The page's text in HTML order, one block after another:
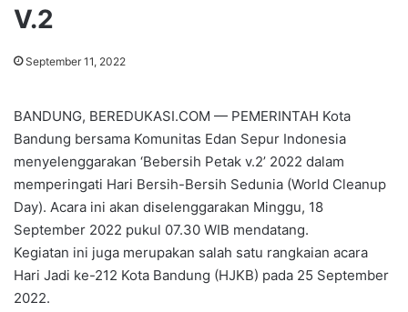
V.2
September 11, 2022
BANDUNG, BEREDUKASI.COM — PEMERINTAH Kota
Bandung bersama Komunitas Edan Sepur Indonesia
menyelenggarakan ‘Bebersih Petak v.2’ 2022 dalam
memperingati Hari Bersih-Bersih Sedunia (World Cleanup
Day). Acara ini akan diselenggarakan Minggu, 18
September 2022 pukul 07.30 WIB mendatang.
Kegiatan ini juga merupakan salah satu rangkaian acara
Hari Jadi ke-212 Kota Bandung (HJKB) pada 25 September
2022.